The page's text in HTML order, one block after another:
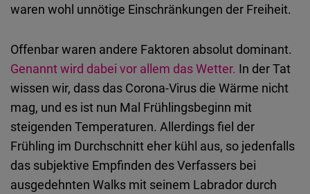
waren wohl unnötige Einschränkungen der Freiheit.
Offenbar waren andere Faktoren absolut dominant.
Genannt wird dabei vor allem das Wetter. In der Tat
wissen wir, dass das Corona-Virus die Wärme nicht
mag, und es ist nun Mal Frühlingsbeginn mit
steigenden Temperaturen. Allerdings fiel der
Frühling im Durchschnitt eher kühl aus, so jedenfalls
das subjektive Empfinden des Verfassers bei
ausgedehnten Walks mit seinem Labrador durch